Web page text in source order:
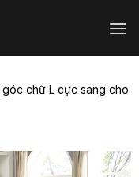
chữ L cực sang cho